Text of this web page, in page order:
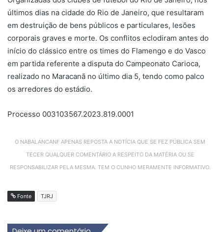
últimos dias na cidade do Rio de Janeiro, que resultaram
em destruição de bens públicos e particulares, lesões
corporais graves e morte. Os conflitos eclodiram antes do
início do clássico entre os times do Flamengo e do Vasco
em partida referente a disputa do Campeonato Carioca,
realizado no Maracanã no último dia 5, tendo como palco
os arredores do estádio.
Processo 003103567.2023.819.0001
O NABALANCANF APENAS REPOSTA A NOTÍCIA QUE SE FEZ PÚBLICA SEM
TECER QUALQUER COMENTÁRIO A RESPEITO DA MATÉRIA OU SE
RESPONSABILIZAR PELA MESMA. TEM O CUNHO MERAMENTE INFORMATIVO.
Fonte TJRJ